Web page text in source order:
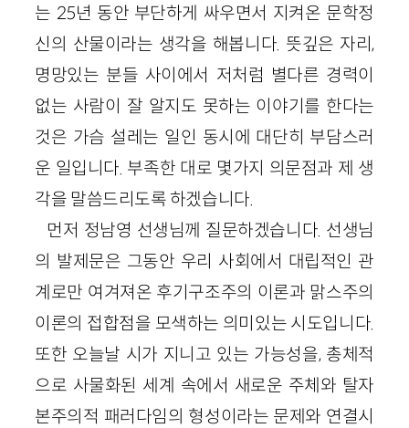
는 25년 동안 부단하게 싸우면서 지켜온 문학정
신의 산물이라는 생각을 해봅니다. 뜻깊은 자리,
명망있는 분들 사이에서 저처럼 별다른 경력이
없는 사람이 잘 알지도 못하는 이야기를 한다는
것은 가슴 설레는 일인 동시에 대단히 부담스러
운 일입니다. 부족한 대로 몇가지 의문점과 제 생
각을 말씀드리도록 하겠습니다.
먼저 정남영 선생님께 질문하겠습니다. 선생님
의 발제문은 그동안 우리 사회에서 대립적인 관
계로만 여겨져온 후기구조주의 이론과 맑스주의
이론의 접합점을 모색하는 의미있는 시도입니다.
또한 오늘날 시가 지니고 있는 가능성을, 총체적
으로 사물화된 세계 속에서 새로운 주체와 탈자
본주의적 패러다임의 형성이라는 문제와 연결시